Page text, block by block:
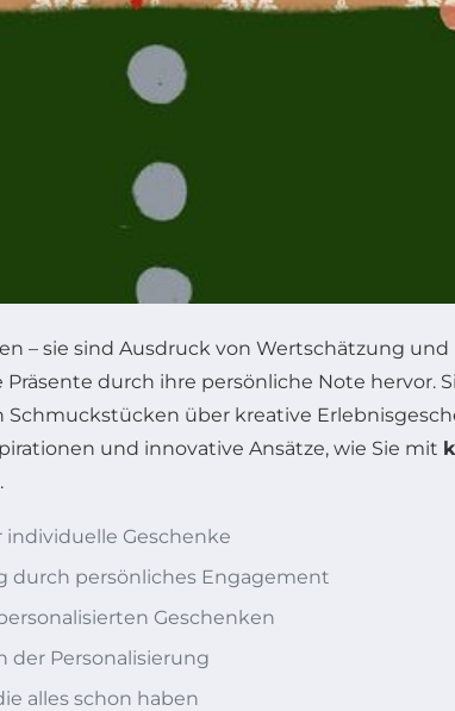
– sie sind Ausdruck von Wertschätzung
durch ihre persönliche Note
über kreative
und innovative Ansätze, wie Sie mit
Geschenke
durch persönliches Engagement
Geschenken
der Personalisierung
alles schon haben